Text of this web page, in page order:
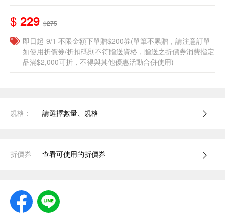
$ 229 $275
即日起-9/1 不限金額下單贈$200券(單筆不累贈，請注意訂單
如使用折價券/折扣碼則不符贈送資格，贈送之折價券消費指定
品滿$2,000可折，不得與其他優惠活動合併使用)
規格： 請選擇數量、規格
折價券 查看可使用的折價券